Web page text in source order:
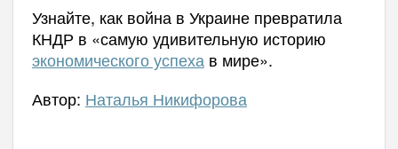
Узнайте, как война в Украине превратила
КНДР в «самую удивительную историю
экономического успеха в мире».
Автор: Наталья Никифорова